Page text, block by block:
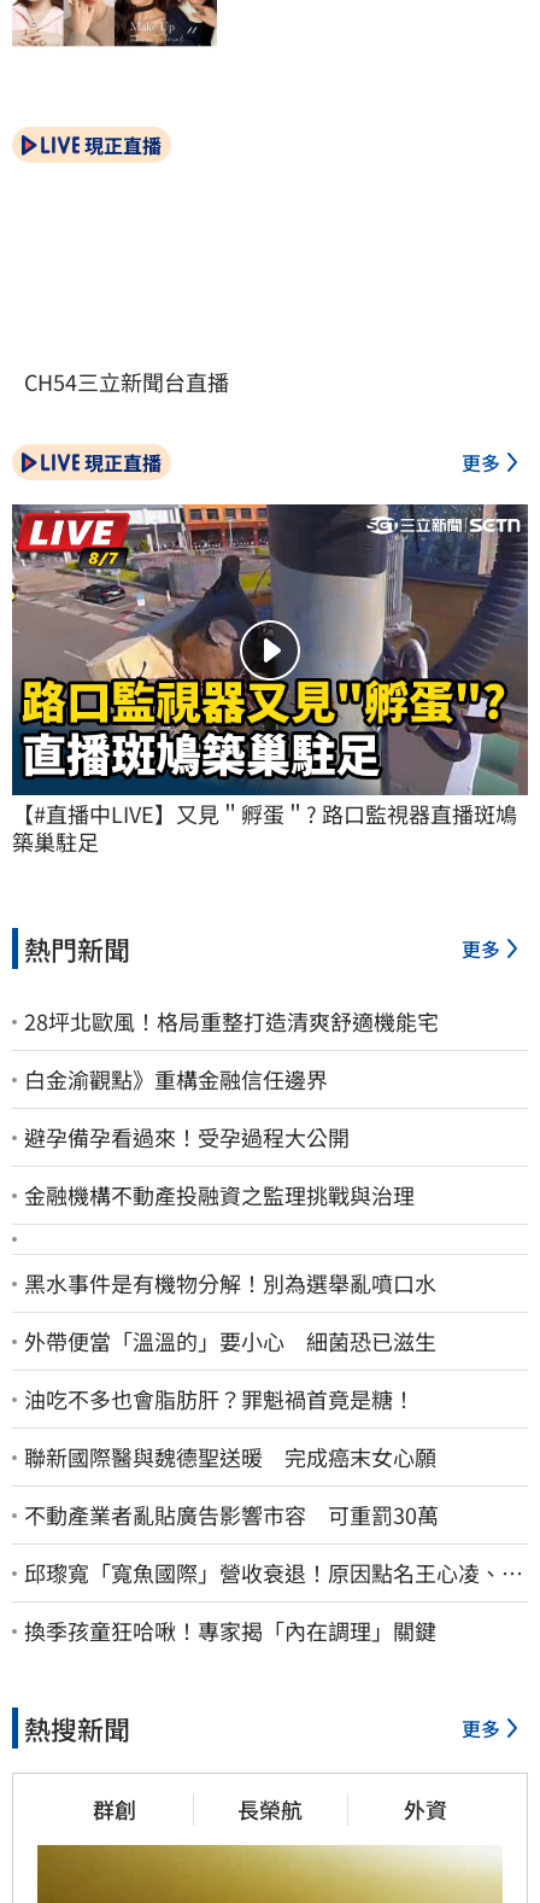
現正直播
CH54三立新聞台直播
現正直播 更多
【#直播中LIVE】又見＂孵蛋＂? 路口監視器直播斑鳩
築巢駐足
熱門新聞 更多
28坪北歐風！格局重整打造清爽舒適機能宅
白金渝觀點》重構金融信任邊界
避孕備孕看過來！受孕過程大公開
金融機構不動產投融資之監理挑戰與治理
黑水事件是有機物分解！別為選舉亂噴口水
外帶便當「溫溫的」要小心 細菌恐已滋生
油吃不多也會脂肪肝？罪魁禍首竟是糖！
聯新國際醫與魏德聖送暖 完成癌末女心願
不動產業者亂貼廣告影響市容 可重罰30萬
邱瓈寬「寬魚國際」營收衰退！原因點名王心凌、楊
丞琳網笑翻：太誠實
換季孩童狂哈啾！專家揭「內在調理」關鍵
熱搜新聞 更多
群創 長榮航 外資